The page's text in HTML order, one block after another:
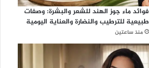
فوائد ماء جوز الهند للشعر والبشرة: وصفات
طبيعية للترطيب والنضارة والعناية اليومية
منذ ساعتين